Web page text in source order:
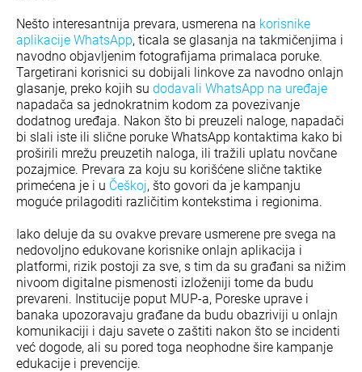
Nešto interesantnija prevara, usmerena na korisnike
aplikacije WhatsApp, ticala se glasanja na takmičenjima i
navodno objavljenim fotografijama primalaca poruke.
Targetirani korisnici su dobijali linkove za navodno onlajn
glasanje, preko kojih su dodavali WhatsApp na uređaje
napadača sa jednokratnim kodom za povezivanje
dodatnog uređaja. Nakon što bi preuzeli naloge, napadači
bi slali iste ili slične poruke WhatsApp kontaktima kako bi
proširili mrežu preuzetih naloga, ili tražili uplatu novčane
pozajmice. Prevara za koju su korišćene slične taktike
primećena je i u Češkoj, što govori da je kampanju
moguće prilagoditi različitim kontekstima i regionima.
Iako deluje da su ovakve prevare usmerene pre svega na
nedovoljno edukovane korisnike onlajn aplikacija i
platformi, rizik postoji za sve, s tim da su građani sa nižim
nivoom digitalne pismenosti izloženiji tome da budu
prevareni. Institucije poput MUP-a, Poreske uprave i
banaka upozoravaju građane da budu obazriviji u onlajn
komunikaciji i daju savete o zaštiti nakon što se incidenti
već dogode, ali su pored toga neophodne šire kampanje
edukacije i prevencije.